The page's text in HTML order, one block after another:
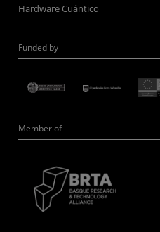
Hardware Cuántico
Funded by
Member of